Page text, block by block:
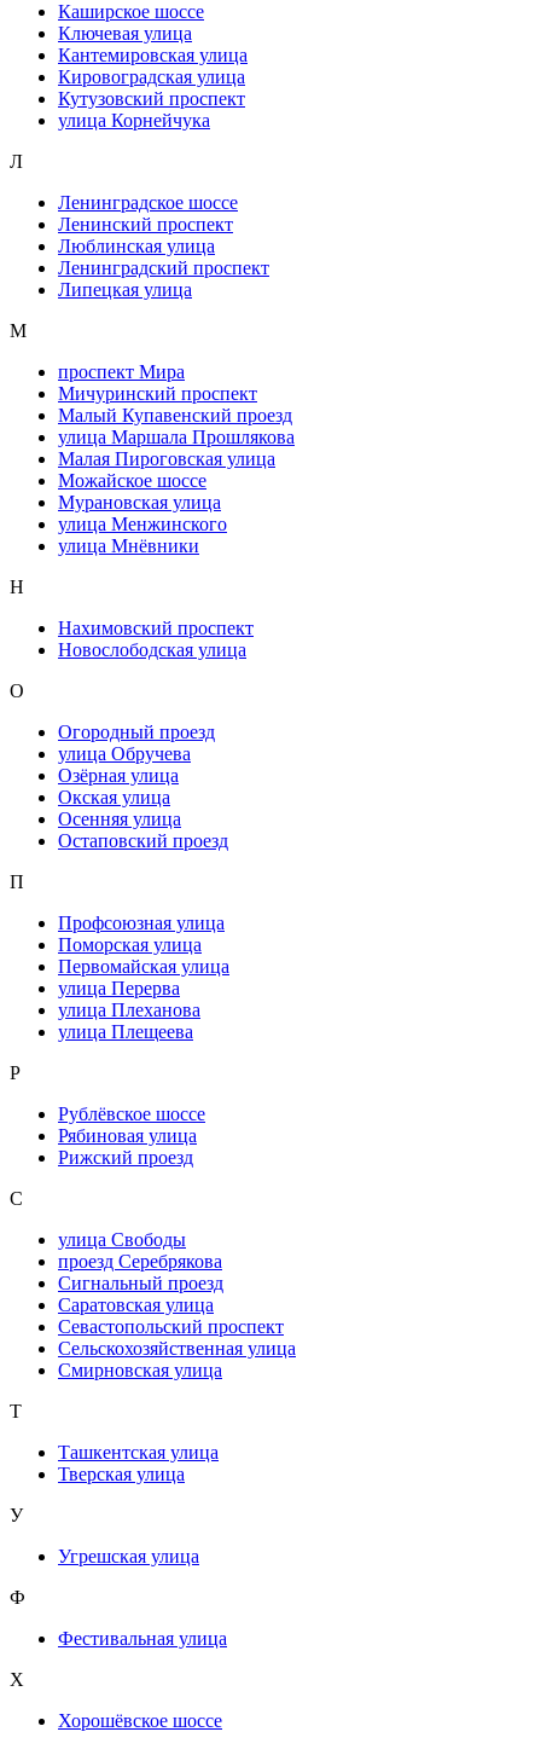
Каширское шоссе
Ключевая улица
Кантемировская улица
Кировоградская улица
Кутузовский проспект
улица Корнейчука
Л
Ленинградское шоссе
Ленинский проспект
Люблинская улица
Ленинградский проспект
Липецкая улица
М
проспект Мира
Мичуринский проспект
Малый Купавенский проезд
улица Маршала Прошлякова
Малая Пироговская улица
Можайское шоссе
Мурановская улица
улица Менжинского
улица Мнёвники
Н
Нахимовский проспект
Новослободская улица
О
Огородный проезд
улица Обручева
Озёрная улица
Окская улица
Осенняя улица
Остаповский проезд
П
Профсоюзная улица
Поморская улица
Первомайская улица
улица Перерва
улица Плеханова
улица Плещеева
Р
Рублёвское шоссе
Рябиновая улица
Рижский проезд
С
улица Свободы
проезд Серебрякова
Сигнальный проезд
Саратовская улица
Севастопольский проспект
Сельскохозяйственная улица
Смирновская улица
Т
Ташкентская улица
Тверская улица
У
Угрешская улица
Ф
Фестивальная улица
Х
Хорошёвское шоссе